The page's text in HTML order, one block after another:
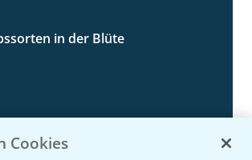
in der Blüte
Cookies